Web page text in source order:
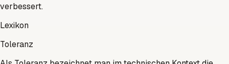
verbessert.
Lexikon
Toleranz